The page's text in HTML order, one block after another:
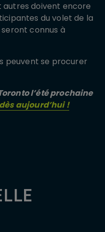
autres doivent encore
du volet de la
connus à
peuvent se procurer
l’été prochaine
aujourd’hui !